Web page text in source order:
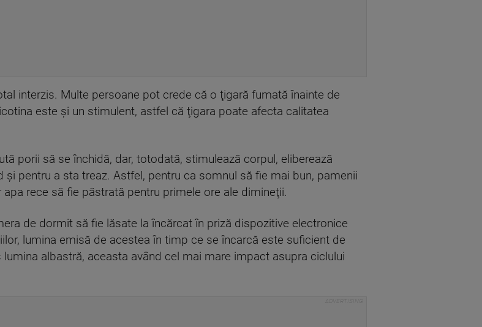
interzis. Multe persoane pot crede că o ţigară fumată înainte de
este şi un stimulent, astfel că ţigara poate afecta calitatea
porii să se închidă, dar, totodată, stimulează corpul, eliberează
pentru a sta treaz. Astfel, pentru ca somnul să fie mai bun, pamenii
rece să fie păstrată pentru primele ore ale dimineţii.
de dormit să fie lăsate la încărcat în priză dispozitive electronice
lumina emisă de acestea în timp ce se încarcă este suficient de
albastră, aceasta având cel mai mare impact asupra ciclului